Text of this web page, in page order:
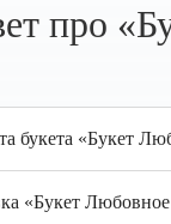
про
букета «Букет
«Букет